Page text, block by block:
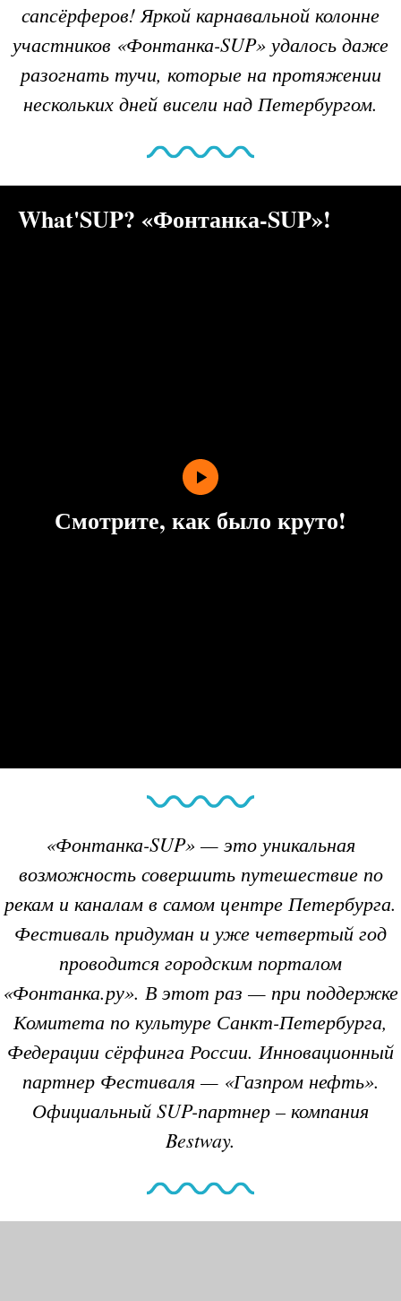
сапсёрферов! Яркой карнавальной колонне
участников «Фонтанка-SUP» удалось даже
разогнать тучи, которые на протяжении
нескольких дней висели над Петербургом.
Смотрите, как было круто!
What'SUP? «Фонтанка-SUP»!
«Фонтанка-SUP» — это уникальная
возможность совершить путешествие по
рекам и каналам в самом центре Петербурга.
Фестиваль придуман и уже четвертый год
проводится городским порталом
«Фонтанка.ру». В этот раз — при поддержке
Комитета по культуре Санкт-Петербурга,
Федерации сёрфинга России. Инновационный
партнер Фестиваля— «Газпром нефть».
Официальный SUP-партнер – компания
Bestway.